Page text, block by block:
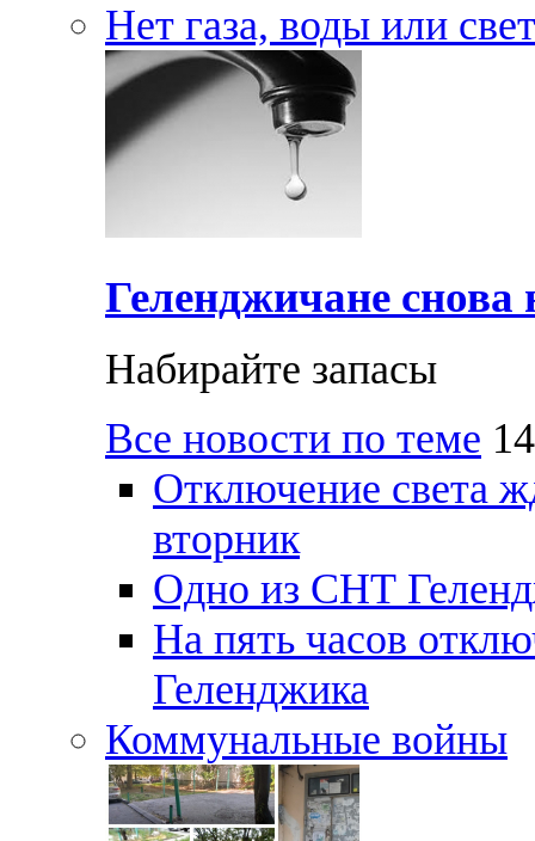
Нет газа, воды или
Геленджичане снова
Набирайте запасы
Все новости по теме
Отключение света
вторник
Одно из СНТ
На пять часов
Геленджика
Коммунальные войны